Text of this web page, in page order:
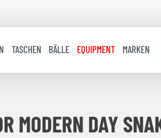
TASCHEN BÄLLE EQUIPMENT MARKEN
MODERN DAY